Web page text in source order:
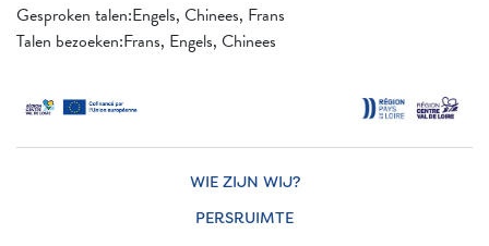
Gesproken talen:Engels, Chinees, Frans
Talen bezoeken:Frans, Engels, Chinees
WIE ZIJN WIJ?
PERSRUIMTE